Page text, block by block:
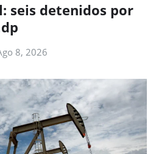
seis detenidos por
8, 2026